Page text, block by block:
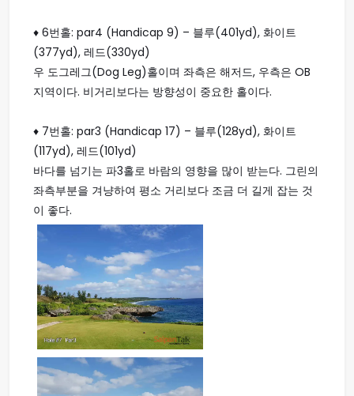
♦ 6번홀: par4 (Handicap 9) – 블루(401yd), 화이트
(377yd), 레드(330yd)
우 도그레그(Dog Leg)홀이며 좌측은 해저드, 우측은 OB
지역이다. 비거리보다는 방향성이 중요한 홀이다.
♦ 7번홀: par3 (Handicap 17) – 블루(128yd), 화이트
(117yd), 레드(101yd)
바다를 넘기는 파3홀로 바람의 영향을 많이 받는다. 그린의
좌측부분을 겨냥하여 평소 거리보다 조금 더 길게 잡는 것
이 좋다.